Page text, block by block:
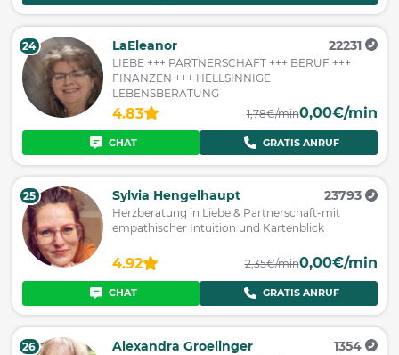
24 LaEleanor 22231
LIEBE +++ PARTNERSCHAFT +++ BERUF +++
FINANZEN +++ HELLSINNIGE
LEBENSBERATUNG
4.83 1,78€/min0,00€/min
CHAT GRATIS ANRUF
25 Sylvia Hengelhaupt 23793
Herzberatung in Liebe & Partnerschaft-mit
empathischer Intuition und Kartenblick
4.92 2,35€/min0,00€/min
CHAT GRATIS ANRUF
26 Alexandra Groelinger 1354